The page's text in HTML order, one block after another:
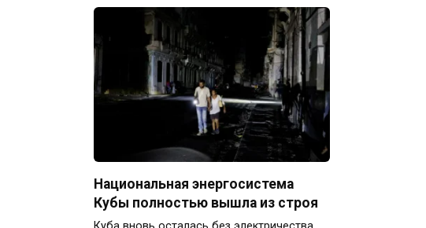
Национальная энергосистема
Кубы полностью вышла из строя